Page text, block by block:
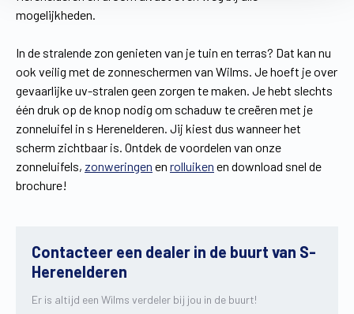
mogelijkheden.
In de stralende zon genieten van je tuin en terras? Dat kan nu
ook veilig met de zonneschermen van Wilms. Je hoeft je over
gevaarlijke uv-stralen geen zorgen te maken. Je hebt slechts
één druk op de knop nodig om schaduw te creëren met je
zonneluifel in s Herenelderen. Jij kiest dus wanneer het
scherm zichtbaar is. Ontdek de voordelen van onze
zonneluifels, zonweringen en rolluiken en download snel de
brochure!
Contacteer een dealer in de buurt van S-
Herenelderen
Er is altijd een Wilms verdeler bij jou in de buurt!